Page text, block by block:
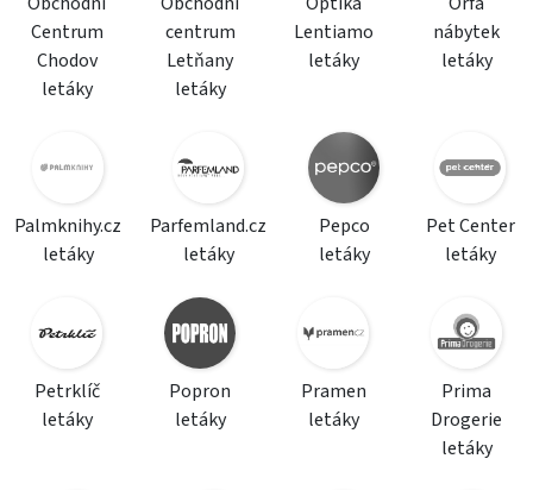
Centrum
Chodov
letáky
centrum
Letňany
letáky
Lentiamo
letáky
nábytek
letáky
Palmknihy.cz
letáky
Parfemland.cz
letáky
Pepco
letáky
Pet Center
letáky
Petrklíč
letáky
Popron
letáky
Pramen
letáky
Prima
Drogerie
letáky